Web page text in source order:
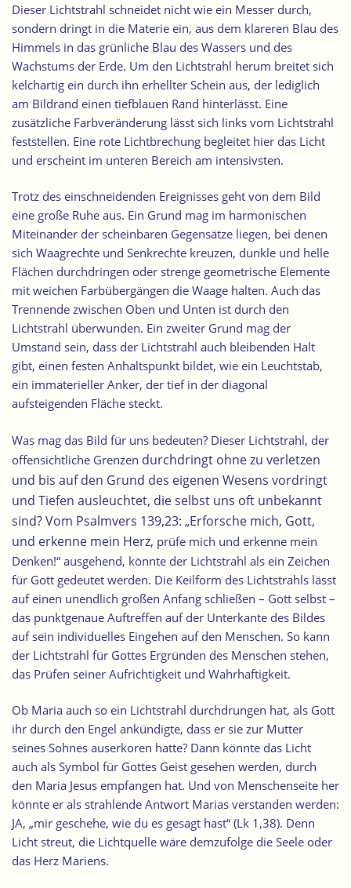
Dieser Lichtstrahl schneidet nicht wie ein Messer durch,
sondern dringt in die Materie ein, aus dem klareren Blau des
Himmels in das grünliche Blau des Wassers und des
Wachstums der Erde. Um den Lichtstrahl herum breitet sich
kelchartig ein durch ihn erhellter Schein aus, der lediglich
am Bildrand einen tiefblauen Rand hinterlässt. Eine
zusätzliche Farbveränderung lässt sich links vom Lichtstrahl
feststellen. Eine rote Lichtbrechung begleitet hier das Licht
und erscheint im unteren Bereich am intensivsten.
Trotz des einschneidenden Ereignisses geht von dem Bild
eine große Ruhe aus. Ein Grund mag im harmonischen
Miteinander der scheinbaren Gegensätze liegen, bei denen
sich Waagrechte und Senkrechte kreuzen, dunkle und helle
Flächen durchdringen oder strenge geometrische Elemente
mit weichen Farbübergängen die Waage halten. Auch das
Trennende zwischen Oben und Unten ist durch den
Lichtstrahl überwunden. Ein zweiter Grund mag der
Umstand sein, dass der Lichtstrahl auch bleibenden Halt
gibt, einen festen Anhaltspunkt bildet, wie ein Leuchtstab,
ein immaterieller Anker, der tief in der diagonal
aufsteigenden Fläche steckt.
Was mag das Bild für uns bedeuten? Dieser Lichtstrahl, der
offensichtliche Grenzen durchdringt ohne zu verletzen
und bis auf den Grund des eigenen Wesens vordringt
und Tiefen ausleuchtet, die selbst uns oft unbekannt
sind? Vom Psalmvers 139,23: „Erforsche mich, Gott,
und erkenne mein Herz, prüfe mich und erkenne mein
Denken!“ ausgehend, könnte der Lichtstrahl als ein Zeichen
für Gott gedeutet werden. Die Keilform des Lichtstrahls lässt
auf einen unendlich großen Anfang schließen – Gott selbst –
das punktgenaue Auftreffen auf der Unterkante des Bildes
auf sein individuelles Eingehen auf den Menschen. So kann
der Lichtstrahl für Gottes Ergründen des Menschen stehen,
das Prüfen seiner Aufrichtigkeit und Wahrhaftigkeit.
Ob Maria auch so ein Lichtstrahl durchdrungen hat, als Gott
ihr durch den Engel ankündigte, dass er sie zur Mutter
seines Sohnes auserkoren hatte? Dann könnte das Licht
auch als Symbol für Gottes Geist gesehen werden, durch
den Maria Jesus empfangen hat. Und von Menschenseite her
könnte er als strahlende Antwort Marias verstanden werden:
JA, „mir geschehe, wie du es gesagt hast“ (Lk 1,38). Denn
Licht streut, die Lichtquelle wäre demzufolge die Seele oder
das Herz Mariens.